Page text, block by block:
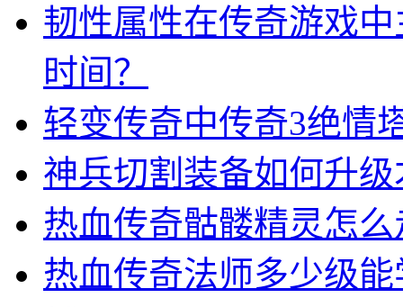
韧性属性在传奇游戏
时间？
轻变传奇中传奇3绝情
神兵切割装备如何升
热血传奇骷髅精灵怎
热血传奇法师多少级